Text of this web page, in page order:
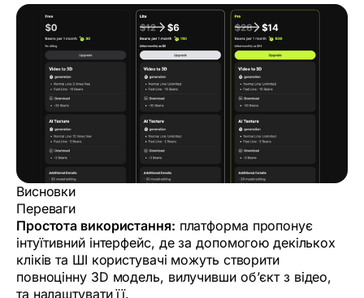
Висновки
Переваги
Простота використання: платформа пропонує
інтуїтивний інтерфейс, де за допомогою декількох
кліків та ШІ користувачі можуть створити
повноцінну 3D модель, вилучивши об’єкт з відео,
та налаштувати її.